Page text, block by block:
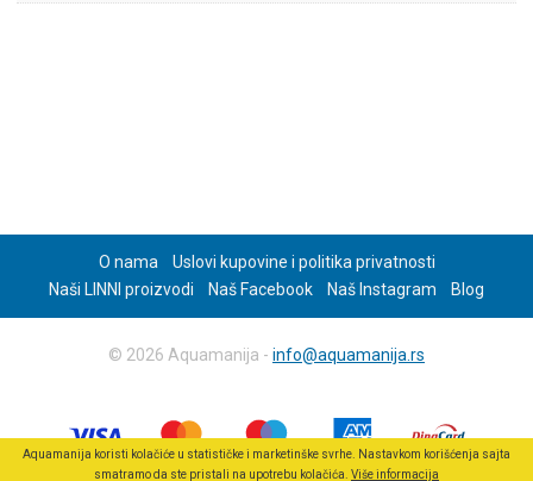
O nama
Uslovi kupovine i politika privatnosti
Naši LINNI proizvodi
Naš Facebook Naš Instagram Blog
© 2026 Aquamanija - info@aquamanija.rs
Aquamanija koristi kolačiće u statističke i marketinške svrhe. Nastavkom korišćenja sajta
smatramo da ste pristali na upotrebu kolačića. Više informacija